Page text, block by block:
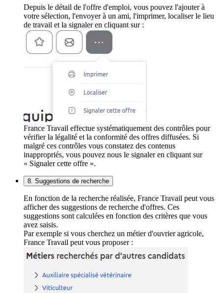
Depuis le détail de l'offre d'emploi, vous pouvez l'ajouter à
votre sélection, l'envoyer à un ami, l'imprimer, localiser le lieu
de travail et la signaler en cliquant sur :
France Travail effectue systématiquement des contrôles pour
vérifier la légalité et la conformité des offres diffusées. Si
malgré ces contrôles vous constatez des contenus
inappropriés, vous pouvez nous le signaler en cliquant sur
« Signaler cette offre ».
8. Suggestions de recherche
En fonction de la recherche réalisée, France Travail peut vous
afficher des suggestions de recherche d'offres. Ces
suggestions sont calculées en fonction des critères que vous
avez saisis.
Par exemple si vous cherchez un métier d'ouvrier agricole,
France Travail peut vous proposer :